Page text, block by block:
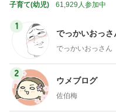
子育て(幼児) 61,929人参加中
1
でっかいおっ
でっかいおっさん
2
ウメブログ
佐伯梅